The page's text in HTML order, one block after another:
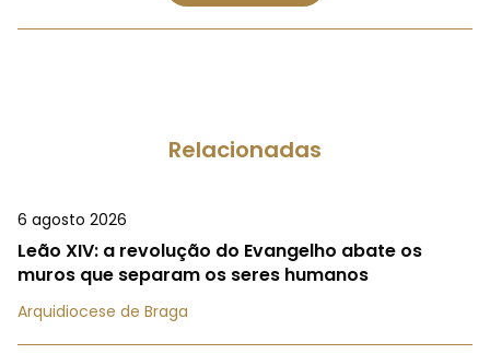
Relacionadas
6 agosto 2026
Leão XIV: a revolução do Evangelho abate os
muros que separam os seres humanos
Arquidiocese de Braga